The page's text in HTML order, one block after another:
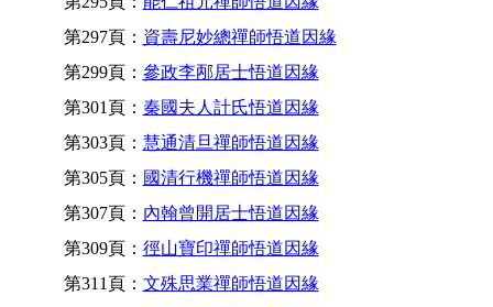
第297頁： 資壽尼妙總禪師悟道因緣
第299頁： 參政李邴居士悟道因緣
第301頁： 秦國夫人計氏悟道因緣
第303頁： 慧通清旦禪師悟道因緣
第305頁： 國清行機禪師悟道因緣
第307頁： 內翰曾開居士悟道因緣
第309頁： 徑山寶印禪師悟道因緣
第311頁： 文殊思業禪師悟道因緣